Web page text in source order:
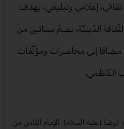
إعلامي وتبليغي، يهدف
الدّينيّة، يضمّ بساتين من
مضافا إلى محاضرات ومؤلّفات
الكاظمي.
الرضا (عليه السلام)؛ الإمام الثامن من